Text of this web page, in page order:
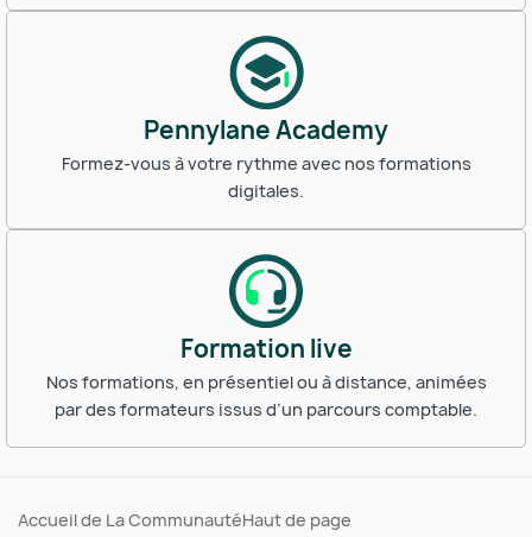
Pennylane Academy
Formez-vous à votre rythme avec nos formations
digitales.
Formation live
Nos formations, en présentiel ou à distance, animées
par des formateurs issus d’un parcours comptable.
Accueil de La CommunautéHaut de page